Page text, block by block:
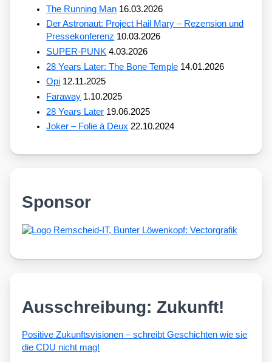
The Running Man 16.03.2026
Der Astronaut: Project Hail Mary – Rezension und
Pressekonferenz 10.03.2026
SUPER-PUNK 4.03.2026
28 Years Later: The Bone Temple 14.01.2026
Opi 12.11.2025
Faraway 1.10.2025
28 Years Later 19.06.2025
Joker – Folie à Deux 22.10.2024
Sponsor
Ausschreibung: Zukunft!
Posi­ti­ve Zukunfts­vi­sio­nen – schreibt Geschich­ten wie sie
die CDU nicht mag!